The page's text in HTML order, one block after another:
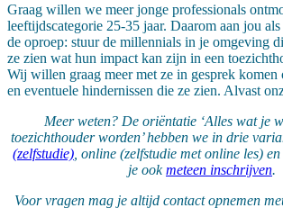
Graag willen we meer jonge professionals
leeftijdscategorie 25-35 jaar. Daarom aan jou
de oproep: stuur de millennials in je omgeving
ze zien wat hun impact kan zijn in een
Wij willen graag meer met ze in gesprek komen
en eventuele hindernissen die ze zien. Alvast
Meer weten? De oriëntatie ‘Alles wat je
toezichthouder worden’ hebben we in drie
(zelfstudie) , online (zelfstudie met online les) en
je ookmeteen inschrijven.
Voor vragen mag je altijd contact opnemen